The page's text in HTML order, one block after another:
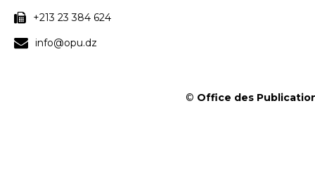
+213 23 384 624
info@opu.dz
© Office des